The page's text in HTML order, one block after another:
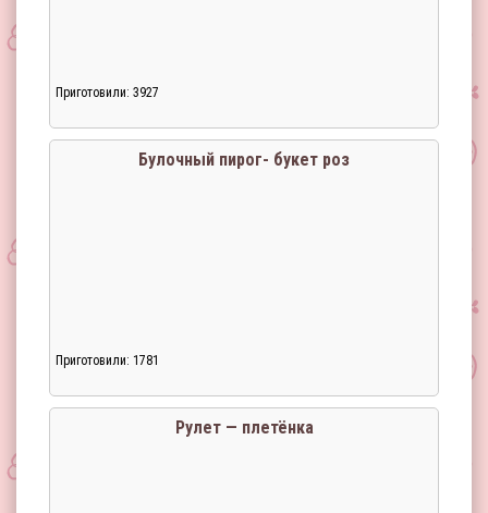
Приготовили: 3927
Булочный пирог- букет роз
Приготовили: 1781
Рулет — плетёнка